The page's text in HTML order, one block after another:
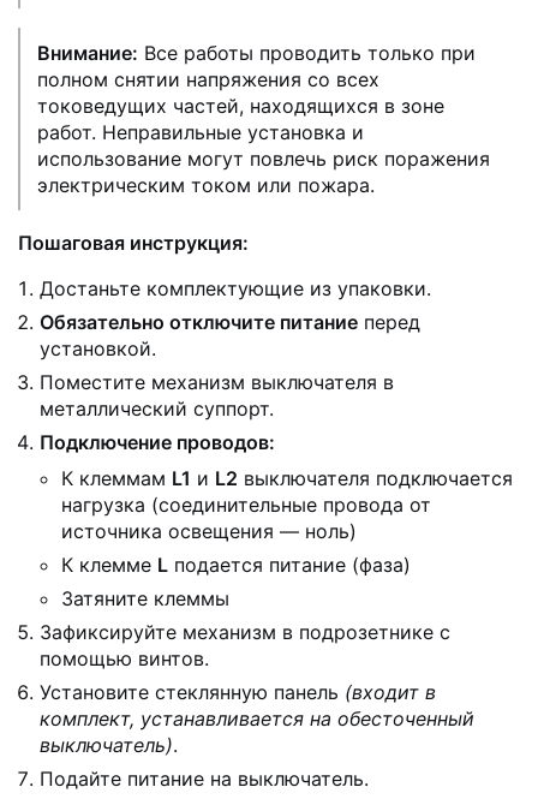
Внимание: Все работы проводить только при
полном снятии напряжения со всех
токоведущих частей, находящихся в зоне
работ. Неправильные установка и
использование могут повлечь риск поражения
электрическим током или пожара.
Пошаговая инструкция:
Достаньте комплектующие из упаковки.
Обязательно отключите питание перед
установкой.
Поместите механизм выключателя в
металлический суппорт.
Подключение проводов:
К клеммам L1 и L2 выключателя подключается
нагрузка (соединительные провода от
источника освещения — ноль)
К клемме L подается питание (фаза)
Затяните клеммы
Зафиксируйте механизм в подрозетнике с
помощью винтов.
Установите стеклянную панель (входит в
комплект, устанавливается на обесточенный
выключатель).
Подайте питание на выключатель.